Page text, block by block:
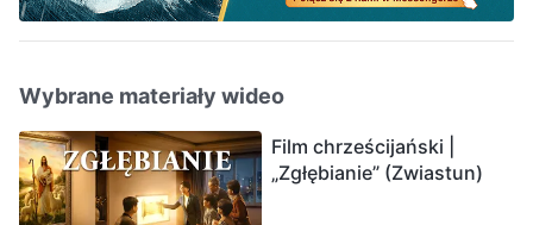
Wybrane materiały wideo
Film chrześcijański |
„Zgłębianie” (Zwiastun)